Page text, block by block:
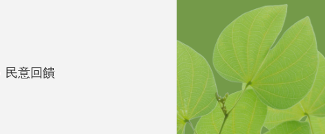
民意回饋